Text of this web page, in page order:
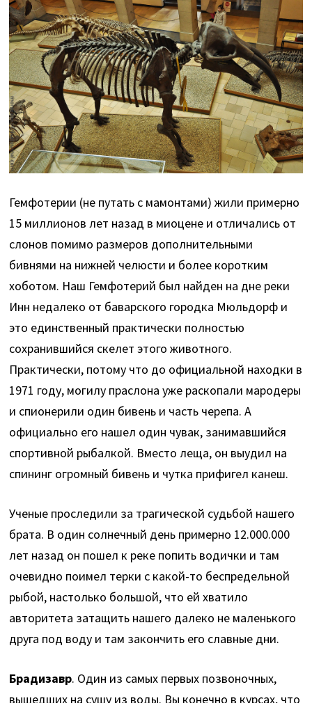
Гемфотерии (не путать с мамонтами) жили примерно
15 миллионов лет назад в миоцене и отличались от
слонов помимо размеров дополнительными
бивнями на нижней челюсти и более коротким
хоботом. Наш Гемфотерий был найден на дне реки
Инн недалеко от баварского городка Мюльдорф и
это единственный практически полностью
сохранившийся скелет этого животного.
Практически, потому что до официальной находки в
1971 году, могилу праслона уже раскопали мародеры
и спионерили один бивень и часть черепа. А
официально его нашел один чувак, занимавшийся
спортивной рыбалкой. Вместо леща, он выудил на
спининг огромный бивень и чутка прифигел канеш.
Ученые проследили за трагической судьбой нашего
брата. В один солнечный день примерно 12.000.000
лет назад он пошел к реке попить водички и там
очевидно поимел терки с какой-то беспредельной
рыбой, настолько большой, что ей хватило
авторитета затащить нашего далеко не маленького
друга под воду и там закончить его славные дни.
Брадизавр. Один из самых первых позвоночных,
вышедших на сушу из воды. Вы конечно в курсах, что